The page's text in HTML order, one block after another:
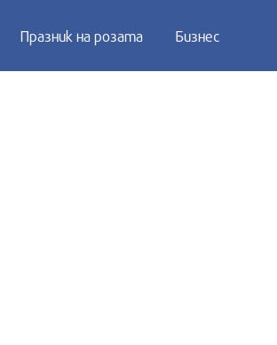
Празник на розата Бизнес